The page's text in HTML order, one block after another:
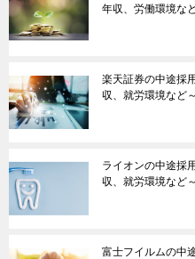
年収、労働環境な
楽天証券の中途採
収、就労環境など～
ライオンの中途採
収、就労環境など～
富士フイルムの中